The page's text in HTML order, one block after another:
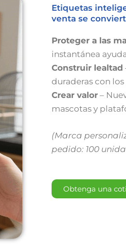
Etiquetas
venta se
Proteger a las
instantánea
Construir lealtad
duraderas con
Crear valor –
mascotas y
(Marca
pedido: 100
Obtenga una